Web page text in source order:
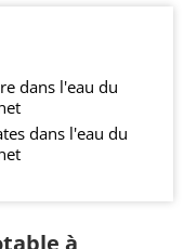
dans l'eau du
dans l'eau du
à